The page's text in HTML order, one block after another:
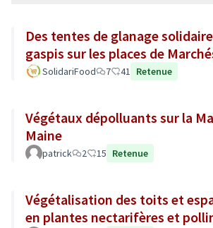
Des tentes de glanage
gaspis sur les places de
SolidariFood 7 41 Retenue
Végétaux dépolluants sur la
Maine
patrick 2 15 Retenue
Végétalisation des toits et
en plantes nectarifères et